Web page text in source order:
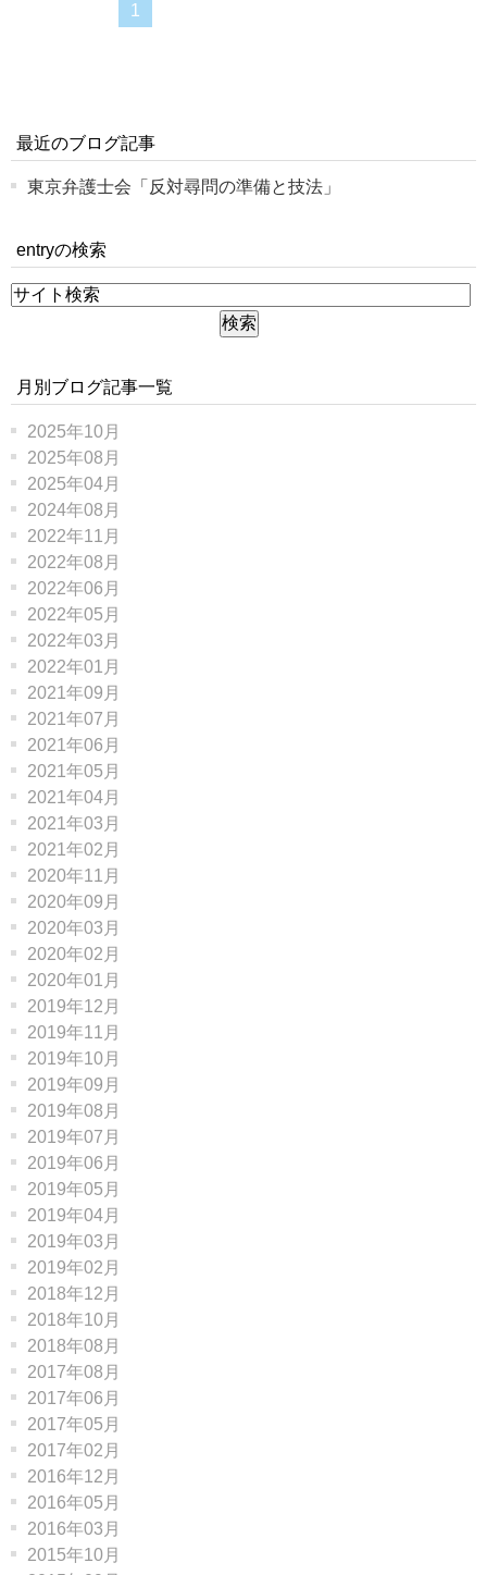
1
最近のブログ記事
東京弁護士会「反対尋問の準備と技法」
entryの検索
月別ブログ記事一覧
2025年10月
2025年08月
2025年04月
2024年08月
2022年11月
2022年08月
2022年06月
2022年05月
2022年03月
2022年01月
2021年09月
2021年07月
2021年06月
2021年05月
2021年04月
2021年03月
2021年02月
2020年11月
2020年09月
2020年03月
2020年02月
2020年01月
2019年12月
2019年11月
2019年10月
2019年09月
2019年08月
2019年07月
2019年06月
2019年05月
2019年04月
2019年03月
2019年02月
2018年12月
2018年10月
2018年08月
2017年08月
2017年06月
2017年05月
2017年02月
2016年12月
2016年05月
2016年03月
2015年10月